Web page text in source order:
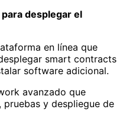
desplegar el
en línea que
smart contracts
software adicional.
avanzado que
y despliegue de